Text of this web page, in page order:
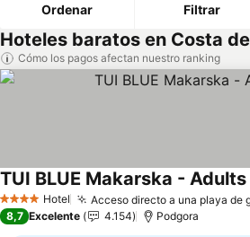
Ordenar Filtrar
Hoteles baratos en Costa
Cómo los pagos afectan nuestro ranking
4 EstrellasHotel Acceso directo a una playa de
TUI BLUE Makarska -
8,7 Excelente 4.154 Podgora